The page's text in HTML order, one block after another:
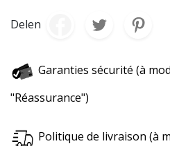
Delen
Garanties sécurité (à
"Réassurance")
Politique de livraison (à